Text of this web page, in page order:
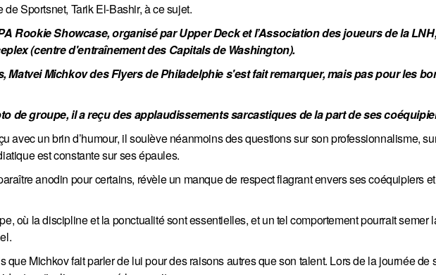
Sportsnet, Tarik El-Bashir, à ce sujet.
Rookie Showcase, organisé par Upper Deck et l’Association des joueurs de la
(centre d'entraînement des Capitals de Washington).
Matvei Michkov des Flyers de Philadelphie s'est fait remarquer, mais pas pour les
de groupe, il a reçu des applaudissements sarcastiques de la part de ses
avec un brin d’humour, il soulève néanmoins des questions sur son professionnalisme,
est constante sur ses épaules.
anodin pour certains, révèle un manque de respect flagrant envers ses coéquipiers
où la discipline et la ponctualité sont essentielles, et un tel comportement pourrait semer
que Michkov fait parler de lui pour des raisons autres que son talent. Lors de la journée de